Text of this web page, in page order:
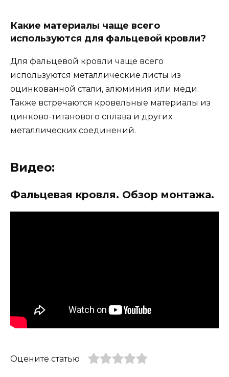
Какие материалы чаще всего
используются для фальцевой кровли?
Для фальцевой кровли чаще всего
используются металлические листы из
оцинкованной стали, алюминия или меди.
Также встречаются кровельные материалы из
цинково-титанового сплава и других
металлических соединений.
Видео:
Фальцевая кровля. Обзор монтажа.
Оцените статью